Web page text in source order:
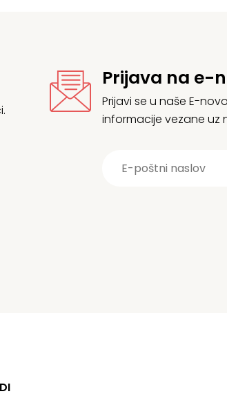
Prijava na e-
Prijavi se u naše E-
informacije vezane uz